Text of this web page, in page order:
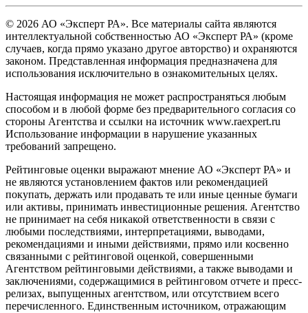
© 2026 АО «Эксперт РА». Все материалы сайта являются
интеллектуальной собственностью АО «Эксперт РА» (кроме
случаев, когда прямо указано другое авторство) и охраняются
законом. Представленная информация предназначена для
использования исключительно в ознакомительных целях.
Настоящая информация не может распространяться любым
способом и в любой форме без предварительного согласия со
стороны Агентства и ссылки на источник www.raexpert.ru
Использование информации в нарушение указанных
требований запрещено.
Рейтинговые оценки выражают мнение АО «Эксперт РА» и
не являются установлением фактов или рекомендацией
покупать, держать или продавать те или иные ценные бумаги
или активы, принимать инвестиционные решения. Агентство
не принимает на себя никакой ответственности в связи с
любыми последствиями, интерпретациями, выводами,
рекомендациями и иными действиями, прямо или косвенно
связанными с рейтинговой оценкой, совершенными
Агентством рейтинговыми действиями, а также выводами и
заключениями, содержащимися в рейтинговом отчете и пресс-
релизах, выпущенных агентством, или отсутствием всего
перечисленного. Единственным источником, отражающим